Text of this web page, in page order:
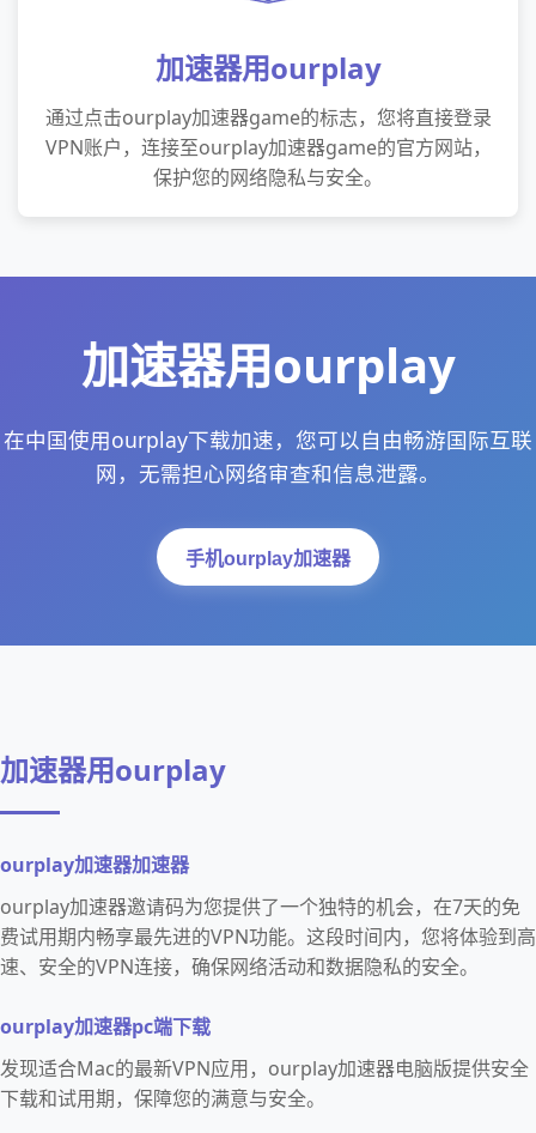
加速器用ourplay
通过点击ourplay加速器game的标志，您将直接登录
VPN账户，连接至ourplay加速器game的官方网站，
保护您的网络隐私与安全。
加速器用ourplay
在中国使用ourplay下载加速，您可以自由畅游国际互联
网，无需担心网络审查和信息泄露。
手机ourplay加速器
加速器用ourplay
ourplay加速器加速器
ourplay加速器邀请码为您提供了一个独特的机会，在7天的免
费试用期内畅享最先进的VPN功能。这段时间内，您将体验到高
速、安全的VPN连接，确保网络活动和数据隐私的安全。
ourplay加速器pc端下载
发现适合Mac的最新VPN应用，ourplay加速器电脑版提供安全
下载和试用期，保障您的满意与安全。